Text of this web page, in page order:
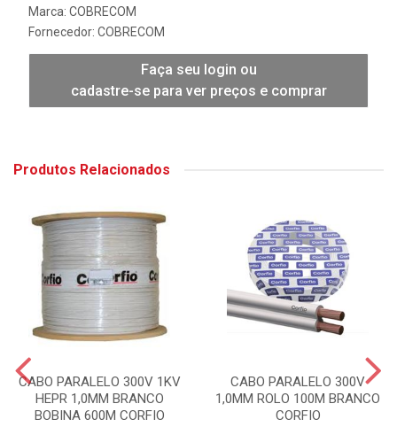
Marca: COBRECOM
Fornecedor: COBRECOM
Faça seu login ou
cadastre-se para ver preços e comprar
Produtos Relacionados
CABO PARALELO 300V 1KV
HEPR 1,0MM BRANCO
BOBINA 600M CORFIO
CABO PARALELO 300V
1,0MM ROLO 100M BRANCO
CORFIO